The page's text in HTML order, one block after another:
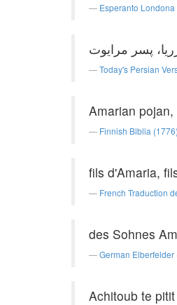
Esperanto Londona
Today's Persian
Amarian
Finnish Biblia (1776)
fils d'Amaria,
French Traduction
des Sohnes
German
Achitoub te